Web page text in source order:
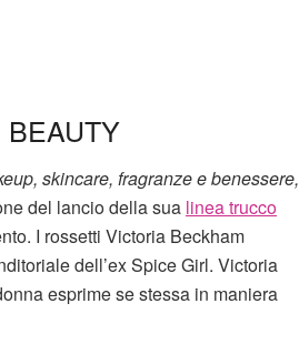
skincare, fragranze e benessere,
del lancio della sua linea trucco
I rossetti Victoria Beckham
dell’ex Spice Girl. Victoria
esprime se stessa in maniera